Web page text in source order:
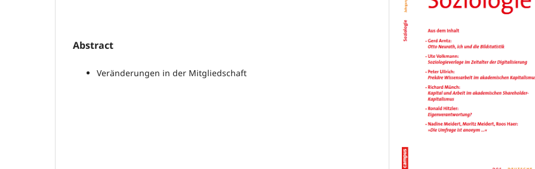
Abstract
Veränderungen in der Mitgliedschaft